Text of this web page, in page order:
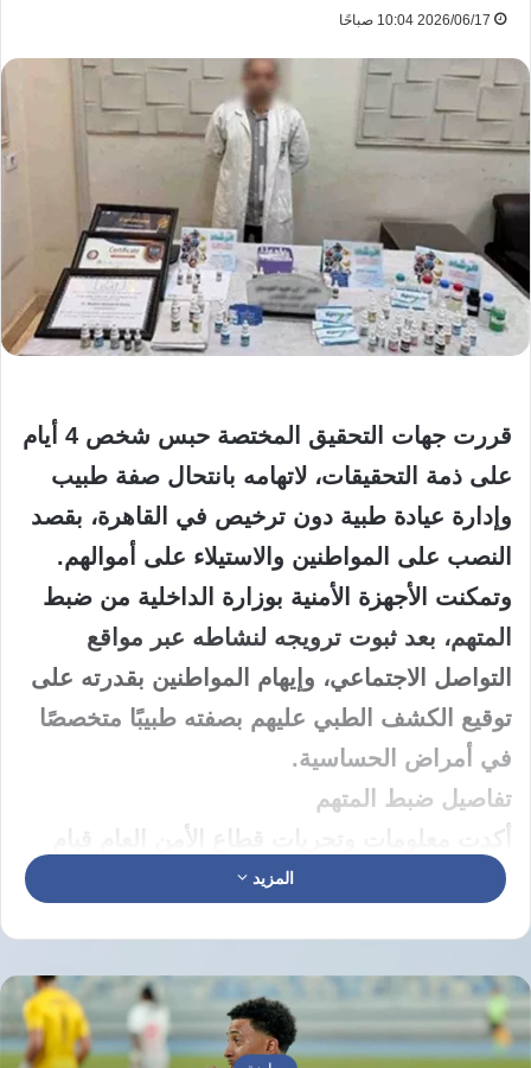
2026/06/17 10:04 صباحًا
قررت جهات التحقيق المختصة حبس شخص 4 أيام
على ذمة التحقيقات، لاتهامه بانتحال صفة طبيب
وإدارة عيادة طبية دون ترخيص في القاهرة، بقصد
النصب على المواطنين والاستيلاء على أموالهم.
وتمكنت الأجهزة الأمنية بوزارة الداخلية من ضبط
المتهم، بعد ثبوت ترويجه لنشاطه عبر مواقع
التواصل الاجتماعي، وإيهام المواطنين بقدرته على
توقيع الكشف الطبي عليهم بصفته طبيبًا متخصصًا
في أمراض الحساسية.
تفاصيل ضبط المتهم
كيميائي بإحدى الشركات، مقيم بدائرة قسم
الصفحات على مواقع التواصل الاجتماعي.
وتضمنت الصفحة دعوات للمرضى للتردد على
المزيد